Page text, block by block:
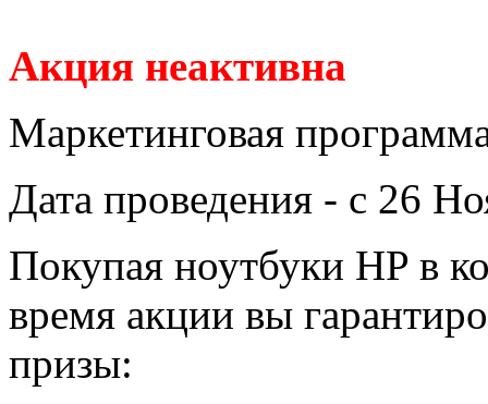
Акция неактивна
Маркетинговая
Дата проведения - с 26
Покупая ноутбуки HP в
время акции вы
призы: